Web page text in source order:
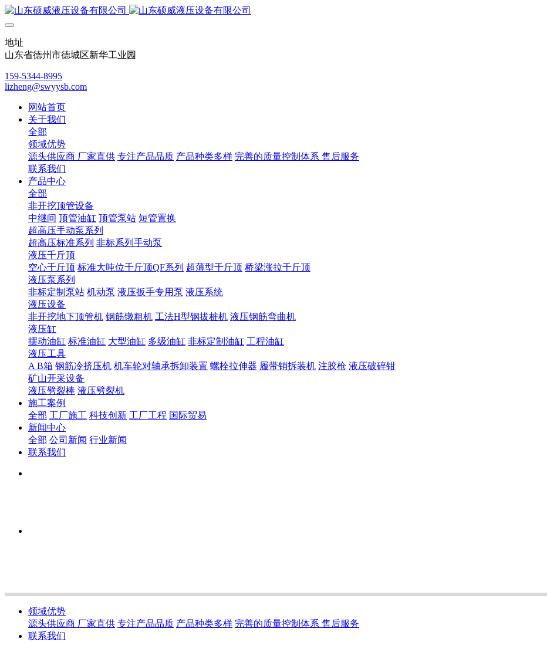
地址
山东省德州市德城区新华工业园
159-5344-8995
lizheng@swyysb.com
网站首页
关于我们
全部
领域优势
源头供应商 厂家直供 专注产品品质 产品种类多样 完善的质量控制体系 售后服务
联系我们
产品中心
全部
非开挖顶管设备
中继间 顶管油缸 顶管泵站 短管置换
超高压手动泵系列
超高压标准系列 非标系列手动泵
液压千斤顶
空心千斤顶 标准大吨位千斤顶QF系列 超薄型千斤顶 桥梁涨拉千斤顶
液压泵系列
非标定制泵站 机动泵 液压扳手专用泵 液压系统
液压设备
非开挖地下顶管机 钢筋镦粗机 工法H型钢拔桩机 液压钢筋弯曲机
液压缸
摆动油缸 标准油缸 大型油缸 多级油缸 非标定制油缸 工程油缸
液压工具
A B箱 钢筋冷挤压机 机车轮对轴承拆卸装置 螺栓拉伸器 履带销拆装机 注胶枪 液压破碎钳
矿山开采设备
液压劈裂棒 液压劈裂机
施工案例
全部 工厂施工 科技创新 工厂工程 国际贸易
新闻中心
全部 公司新闻 行业新闻
联系我们
领域优势
源头供应商 厂家直供 专注产品品质 产品种类多样 完善的质量控制体系 售后服务
联系我们